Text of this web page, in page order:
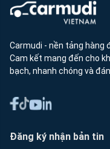
Carmudi - nền tảng hàng
Cam kết mang đến cho
bạch, nhanh chóng và
Đăng ký nhận bản tin